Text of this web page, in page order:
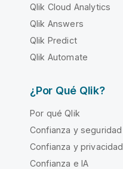
Qlik Cloud Analytics
Qlik Answers
Qlik Predict
Qlik Automate
¿Por Qué Qlik?
Por qué Qlik
Confianza y seguridad
Confianza y privacidad
Confianza e IA